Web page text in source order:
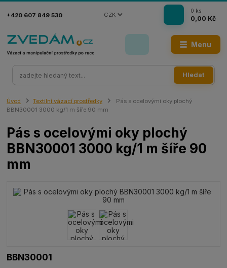
Menu
CZK
Hledat
+420 607 849 530
0 ks
0,00 Kč
Úvod Textilní vázací prostředky
Pás s ocelovými oky plochý
BBN30001 3000 kg/1 m šíře 90 mm
Pás s ocelovými oky plochý
BBN30001 3000 kg/1 m šíře 90
mm
BBN30001